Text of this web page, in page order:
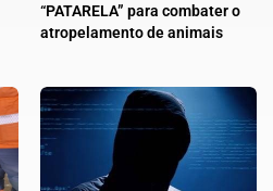
“PATARELA” para combater o
atropelamento de animais